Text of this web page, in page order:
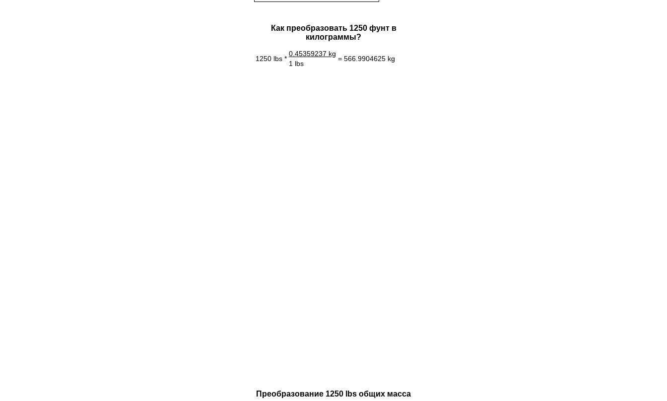
Как преобразовать 1250 фунт в
килограммы?
1250 lbs *
0.45359237 kg
= 566.9904625 kg
1 lbs
Преобразование 1250 lbs общих масса